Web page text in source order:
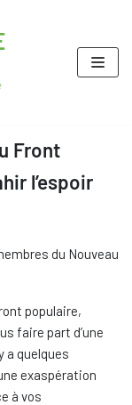
Front
l’espoir
du Nouveau
populaire,
faire part d’une
a quelques
exaspération
à vos